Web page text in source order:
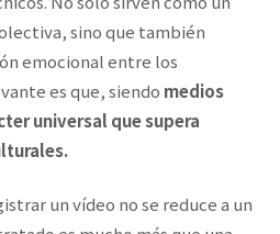
sino que también
emocional entre los
es que, siendo medios
universal que supera
un vídeo no se reduce a un